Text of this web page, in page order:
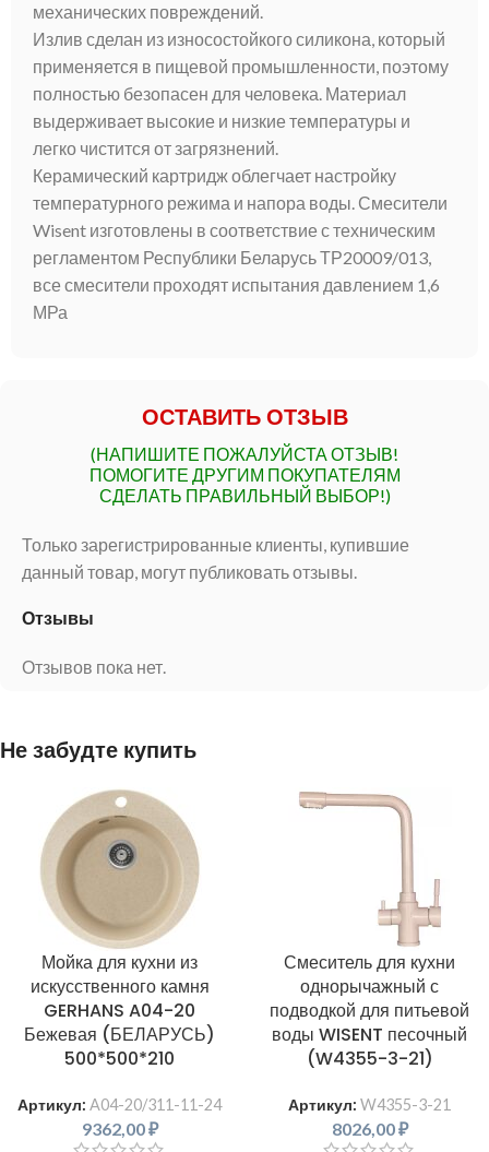
механических повреждений.
Излив сделан из износостойкого силикона, который
применяется в пищевой промышленности, поэтому
полностью безопасен для человека. Материал
выдерживает высокие и низкие температуры и
легко чистится от загрязнений.
Керамический картридж облегчает настройку
температурного режима и напора воды. Смесители
Wisent изготовлены в соответствие с техническим
регламентом Республики Беларусь ТР20009/013,
все смесители проходят испытания давлением 1,6
МРа
ОСТАВИТЬ ОТЗЫВ
(НАПИШИТЕ ПОЖАЛУЙСТА ОТЗЫВ!
ПОМОГИТЕ ДРУГИМ ПОКУПАТЕЛЯМ
СДЕЛАТЬ ПРАВИЛЬНЫЙ ВЫБОР!)
Отзывы
Отзывов пока нет.
Только зарегистрированные клиенты, купившие
данный товар, могут публиковать отзывы.
Не забудте купить
Мойка для кухни из
искусственного камня
GERHANS A04-20
Бежевая (БЕЛАРУСЬ)
500*500*210
Артикул: A04-20/311-11-24
9362,00₽
Смеситель для кухни
однорычажный с
подводкой для питьевой
воды WISENT песочный
(W4355-3-21)
Артикул: W4355-3-21
8026,00₽